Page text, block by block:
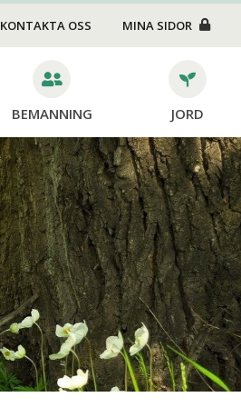
KONTAKTA OSS MINA SIDOR
BEMANNING JORD